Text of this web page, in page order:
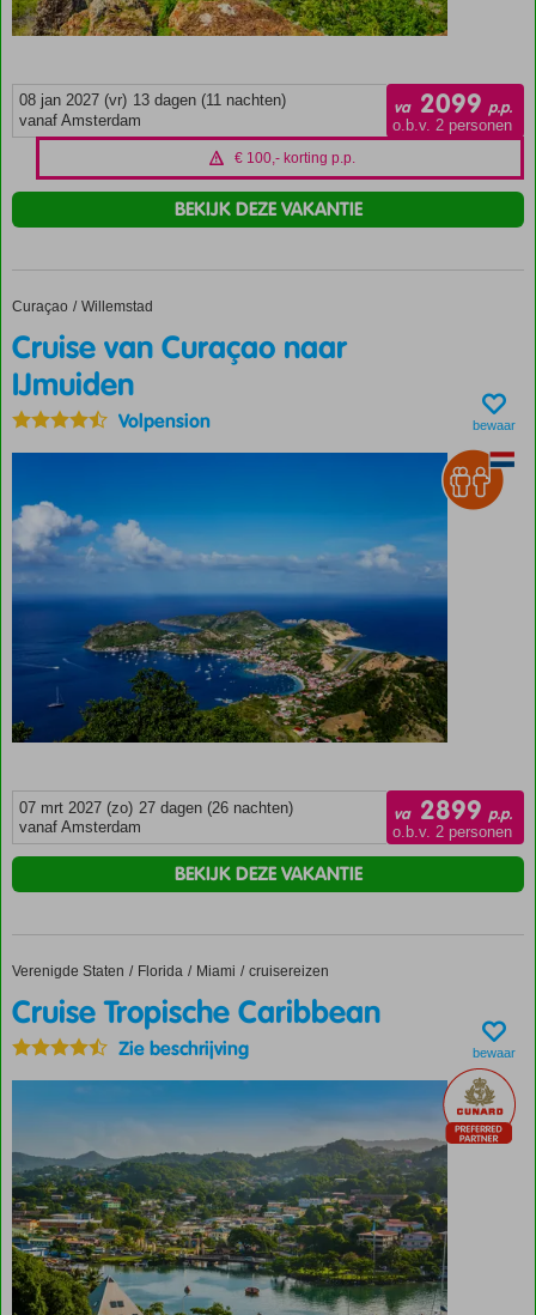
08 jan 2027 (vr) 13 dagen (11 nachten)
vanaf Amsterdam
va 2099 p.p.
o.b.v. 2 personen
€ 100,- korting p.p.
BEKIJK DEZE VAKANTIE
Home
Curaçao Willemstad
Cruise van Curaçao naar IJmuiden
Cruise van Curaçao naar
IJmuiden
Volpension bewaar
07 mrt 2027 (zo) 27 dagen (26 nachten)
vanaf Amsterdam
va 2899 p.p.
o.b.v. 2 personen
BEKIJK DEZE VAKANTIE
Home
Verenigde Staten Florida Miami cruisereizen
Cruise Tropische Caribbean
Cruise Tropische Caribbean
Zie beschrijving bewaar